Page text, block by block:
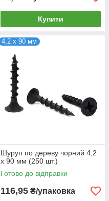
Купити
4,2 х 90 мм
Шуруп по дереву чорний 4,2
х 90 мм (250 шт.)
Готово до відправки
116,95 ₴/упаковка